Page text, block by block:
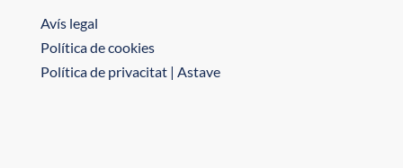
Avís legal
Política de cookies
Política de privacitat | Astave